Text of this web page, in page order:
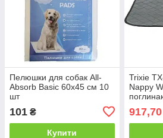
Пелюшки для собак All-
Absorb Basic 60х45 см 10
шт
101 ₴
Купити
Trixie
Nappy
- 1 шт
917,70